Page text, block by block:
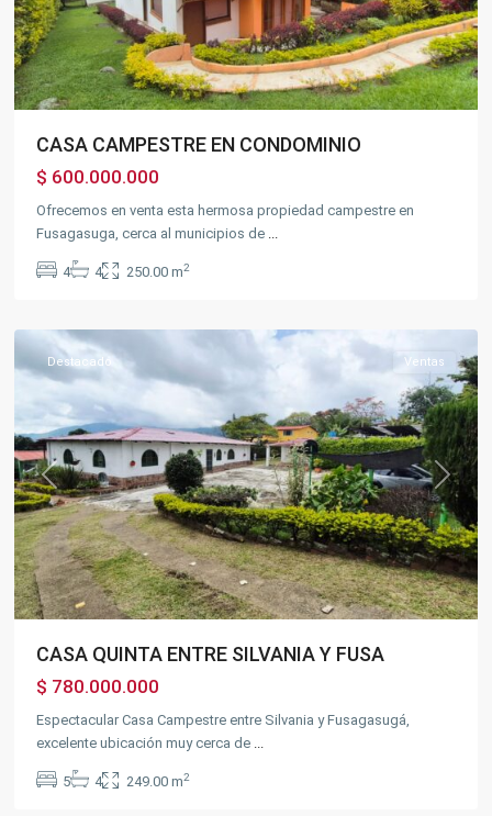
CASA CAMPESTRE EN CONDOMINIO
$ 600.000.000
Ofrecemos en venta esta hermosa propiedad campestre en
Fusagasuga, cerca al municipios de ...
4 4 250.00 m2
BOSACHOQUE
Previous Next
Destacado Ventas
CASA QUINTA ENTRE SILVANIA Y FUSA
$ 780.000.000
Espectacular Casa Campestre entre Silvania y Fusagasugá,
excelente ubicación muy cerca de
5 4 249.00 m2